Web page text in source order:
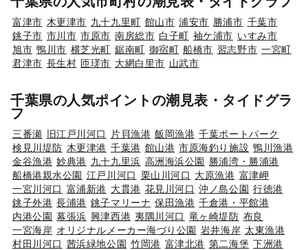
富津市 木更津市 九十九里町 館山市 浦安市 勝浦市 千葉市
銚子市 市川市 市原市 南房総市 白子町 袖ケ浦市 いすみ市
旭市 鴨川市 横芝光町 鋸南町 御宿町 船橋市 習志野市 一宮町
君津市 長生村 匝瑳市 大網白里市 山武市
千葉県の人気ポイントの潮見表・タイドグラ
フ
三番瀬 旧江戸川河口 片貝漁港 飯岡漁港 千葉ポートパーク
検見川堤防 木更津港 千葉港 館山港 市原海釣り施設 鴨川漁港
金谷漁港 妙典港 九十九里浜 高洲海浜公園 勝浦湾・勝浦港
船橋港親水公園 江戸川河口 栗山川河口 大原漁港 富津岬
一宮川河口 富浦新港 大貫港 花見川河口 沖ノ島公園 行徳港
銚子外港 長浦港 銚子マリーナ 保田漁港 千倉港・平館港
内港公園 幕張浜 興津西港 夷隅川河口 竜ヶ崎堤防 布良
一宮海岸 オリジナルメーカー海づり公園 岩井海岸 太東漁港
村田川河口 茜浜緑地公園 竹岡港 富津北港 第二海堡 下洲港